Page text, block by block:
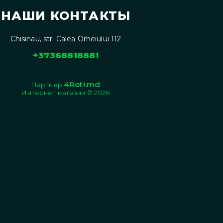
НАШИ КОНТАКТЫ
Chisinau, str. Calea Orheiului 112
+37368818881
Партнер 4Roti.md
Интернет магазин © 2026